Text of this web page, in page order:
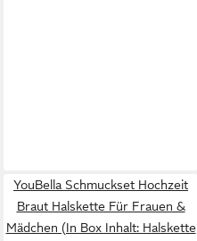
YouBella Schmuckset Hochzeit
Braut Halskette Für Frauen &
Mädchen (In Box Inhalt: Halskette